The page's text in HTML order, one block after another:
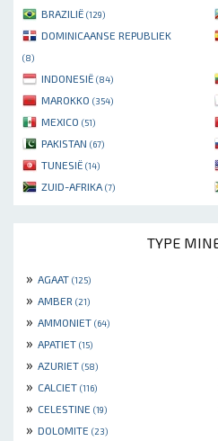
BRAZILIË (129)
DOMINICAANSE REPUBLIEK
(8)
INDONESIË (84)
MAROKKO (354)
MEXICO (51)
PAKISTAN (67)
TUNESIË (14)
ZUID-AFRIKA (7)
TYPE
» AGAAT (125)
» AMBER (21)
» AMMONIET (64)
» APATIET (15)
» AZURIET (58)
» CALCIET (116)
» CELESTINE (19)
» DOLOMITE (23)